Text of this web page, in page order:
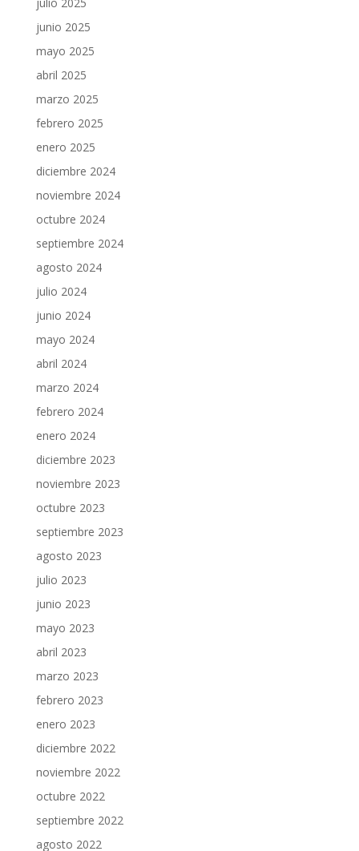
junio 2025
mayo 2025
abril 2025
marzo 2025
febrero 2025
enero 2025
diciembre 2024
noviembre 2024
octubre 2024
septiembre 2024
agosto 2024
julio 2024
junio 2024
mayo 2024
abril 2024
marzo 2024
febrero 2024
enero 2024
diciembre 2023
noviembre 2023
octubre 2023
septiembre 2023
agosto 2023
julio 2023
junio 2023
mayo 2023
abril 2023
marzo 2023
febrero 2023
enero 2023
diciembre 2022
noviembre 2022
octubre 2022
septiembre 2022
agosto 2022